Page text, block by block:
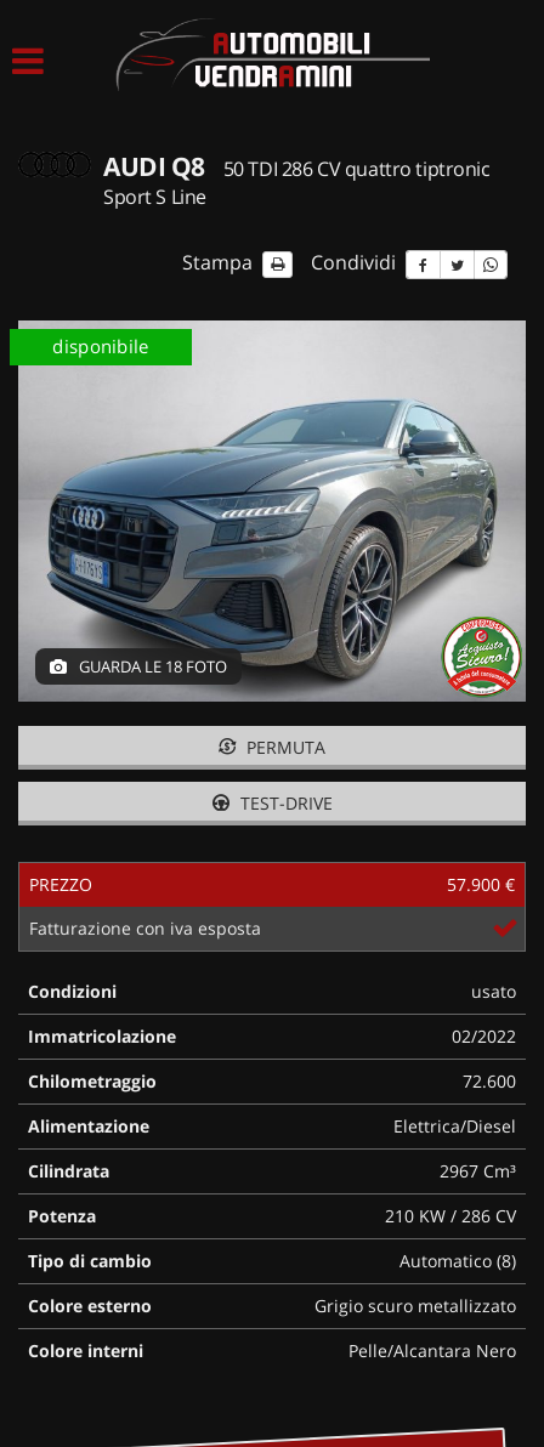
ACQUISTIAMO USATO
CONTATTI
AUDI Q8
50 TDI 286 CV quattro tiptronic
Sport S Line
Stampa Condividi
disponibile
GUARDA LE 18 FOTO
PERMUTA
TEST-DRIVE
PREZZO
57.900 €
Fatturazione con iva esposta
Condizioni
usato
Immatricolazione
02/2022
Chilometraggio
72.600
Alimentazione
Elettrica/Diesel
Cilindrata
2967 Cm³
Potenza
210 KW / 286 CV
Tipo di cambio
Automatico (8)
Colore esterno
Grigio scuro metallizzato
Colore interni
Pelle/Alcantara Nero